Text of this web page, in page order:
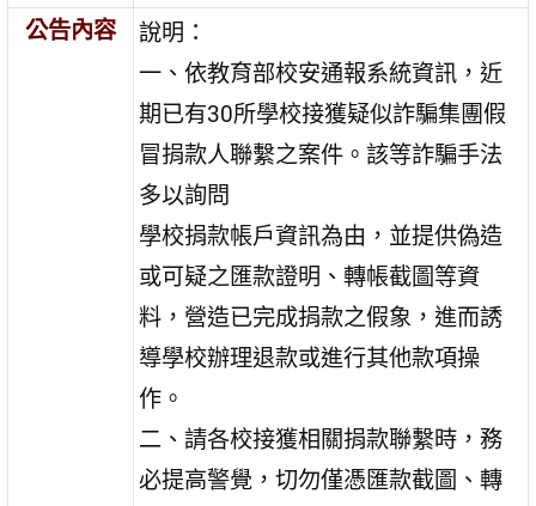
公告內容
說明：
一、依教育部校安通報系統資訊，近
期已有30所學校接獲疑似詐騙集團假
冒捐款人聯繫之案件。該等詐騙手法
多以詢問
學校捐款帳戶資訊為由，並提供偽造
或可疑之匯款證明、轉帳截圖等資
料，營造已完成捐款之假象，進而誘
導學校辦理退款或進行其他款項操
作。
二、請各校接獲相關捐款聯繫時，務
必提高警覺，切勿僅憑匯款截圖、轉